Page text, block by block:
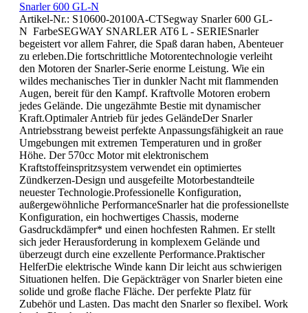
Snarler 600 GL-N
Artikel-Nr.: S10600-20100A-CTSegway Snarler 600 GL-
N FarbeSEGWAY SNARLER AT6 L - SERIESnarler
begeistert vor allem Fahrer, die Spaß daran haben, Abenteuer
zu erleben.Die fortschrittliche Motorentechnologie verleiht
den Motoren der Snarler-Serie enorme Leistung. Wie ein
wildes mechanisches Tier in dunkler Nacht mit flammenden
Augen, bereit für den Kampf. Kraftvolle Motoren erobern
jedes Gelände. Die ungezähmte Bestie mit dynamischer
Kraft.Optimaler Antrieb für jedes GeländeDer Snarler
Antriebsstrang beweist perfekte Anpassungsfähigkeit an raue
Umgebungen mit extremen Temperaturen und in großer
Höhe. Der 570cc Motor mit elektronischem
Kraftstoffeinspritzsystem verwendet ein optimiertes
Zündkerzen-Design und ausgefeilte Motorbestandteile
neuester Technologie.Professionelle Konfiguration,
außergewöhnliche PerformanceSnarler hat die professionellste
Konfiguration, ein hochwertiges Chassis, moderne
Gasdruckdämpfer* und einen hochfesten Rahmen. Er stellt
sich jeder Herausforderung in komplexem Gelände und
überzeugt durch eine exzellente Performance.Praktischer
HelferDie elektrische Winde kann Dir leicht aus schwierigen
Situationen helfen. Die Gepäckträger von Snarler bieten eine
solide und große flache Fläche. Der perfekte Platz für
Zubehör und Lasten. Das macht den Snarler so flexibel. Work